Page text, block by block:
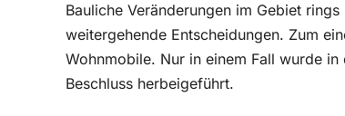
Bauliche Veränderungen im Gebiet
weitergehende Entscheidungen. Zum
Wohnmobile. Nur in einem Fall wurde
Beschluss herbeigeführt.